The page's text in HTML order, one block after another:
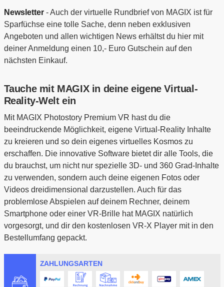
Newsletter- Auch der virtuelle Rundbrief von MAGIX ist für
Sparfüchse eine tolle Sache, denn neben exklusiven
Angeboten und allen wichtigen News erhältst du hier mit
deiner Anmeldung einen 10,- Euro Gutschein auf den
nächsten Einkauf.
Tauche mit MAGIX in deine eigene Virtual-
Reality-Welt ein
Mit MAGIX Photostory Premium VR hast du die
beeindruckende Möglichkeit, eigene Virtual-Reality Inhalte
zu kreieren und so dein eigenes virtuelles Kosmos zu
erschaffen. Die innovative Software bietet dir alle Tools, die
du brauchst, um nicht nur spezielle 3D- und 360 Grad-Inhalte
zu verwenden, sondern auch deine eigenen Fotos oder
Videos dreidimensional darzustellen. Auch für das
problemlose Abspielen auf deinem Rechner, deinem
Smartphone oder einer VR-Brille hat MAGIX natürlich
vorgesorgt, und dir den kostenlosen VR-X Player mit in den
Bestellumfang gepackt.
ZAHLUNGSARTEN